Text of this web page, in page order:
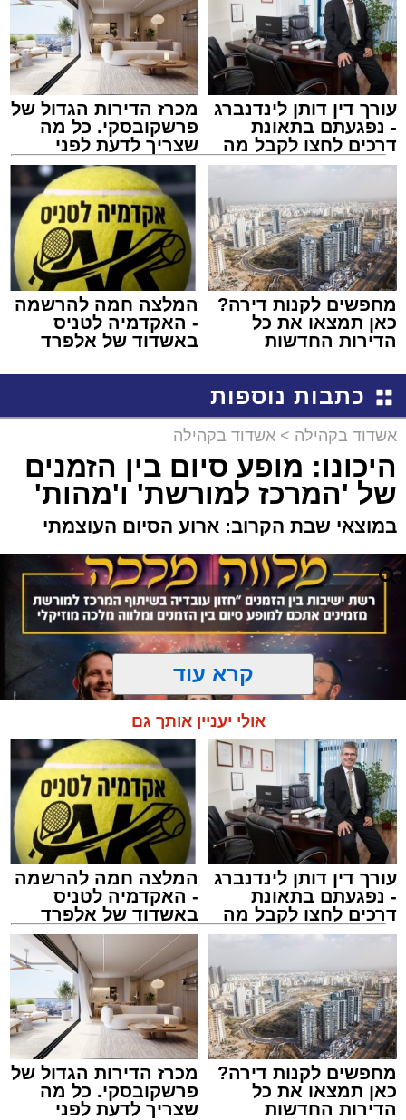
עורך דין דותן לינדנברג
- נפגעתם בתאונת
דרכים לחצו לקבל מה
שמגיע לכם
מכרז הדירות הגדול של
פרשקובסקי. כל מה
שצריך לדעת לפני
שמגישים הצעה לדירה
באשדוד
מחפשים לקנות דירה?
כאן תמצאו את כל
הדירות החדשות
המלצה חמה להרשמה
- האקדמיה לטניס
באשדוד של אלפרד
כתבות נוספות
אשדוד בקהילה > אשדוד בקהילה
היכונו: מופע סיום בין הזמנים
של 'המרכז למורשת' ו'מהות'
במוצאי שבת הקרוב: ארוע הסיום העוצמתי
המרכז למורשת
מנהל האתר / 10:42 06.08.26
תגים:המרכז למורשת, "מהות"
ימים ספורים לתום בין הזמנים אב שהיה גדוש
בפעילויות שונות ומגוונות, במוצאי שבת הקרוב,
קרא עוד
אולי יעניין אותך גם
עורך דין דותן לינדנברג
- נפגעתם בתאונת
דרכים לחצו לקבל מה
שמגיע לכם
המלצה חמה להרשמה
- האקדמיה לטניס
באשדוד של אלפרד
קריאולנסקי - לילדים
מחפשים לקנות דירה?
כאן תמצאו את כל
הדירות החדשות
מכרז הדירות הגדול של
פרשקובסקי. כל מה
שצריך לדעת לפני